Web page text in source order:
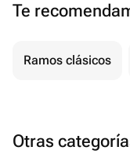
Te
Ramos clásicos
Otras